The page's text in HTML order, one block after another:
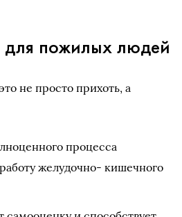
пожилых людей
не просто прихоть, а
процесса
желудочно- кишечного